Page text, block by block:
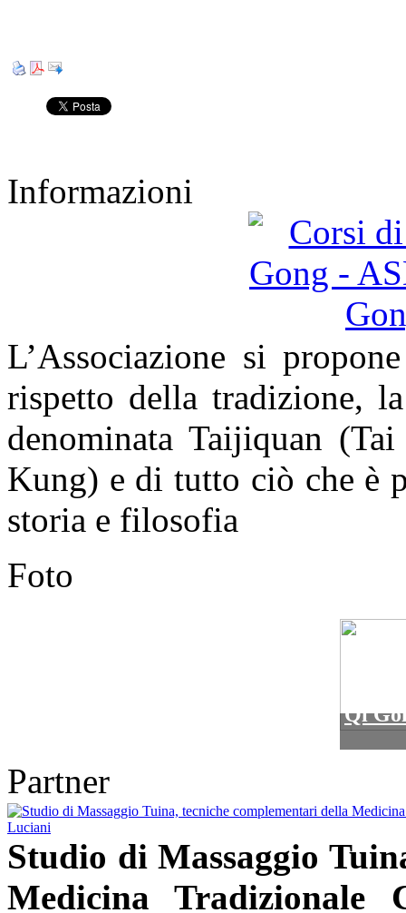
Informazioni
L’Associazione si
rispetto della tradizione,
denominata Taijiquan
Kung) e di tutto ciò che è
storia e filosofia
Foto
Qi
Partner
Studio di Massaggio
Medicina Tradizionale